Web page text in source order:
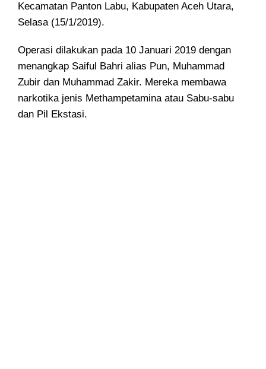
Kecamatan Panton Labu, Kabupaten Aceh Utara,
Selasa (15/1/2019).
Operasi dilakukan pada 10 Januari 2019 dengan
menangkap Saiful Bahri alias Pun, Muhammad
Zubir dan Muhammad Zakir. Mereka membawa
narkotika jenis Methampetamina atau Sabu-sabu
dan Pil Ekstasi.